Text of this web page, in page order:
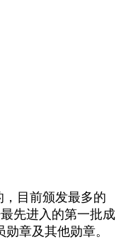
目前颁发最多的
先进入的第一批成
章及其他勋章。